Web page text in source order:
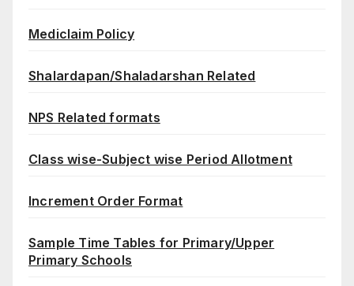
Mediclaim Policy
Shalardapan/Shaladarshan Related
NPS Related formats
Class wise-Subject wise Period Allotment
Increment Order Format
Sample Time Tables for Primary/Upper
Primary Schools